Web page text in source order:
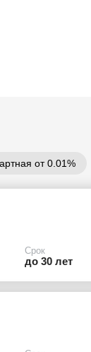
от 0.01%
Срок
до 30 лет